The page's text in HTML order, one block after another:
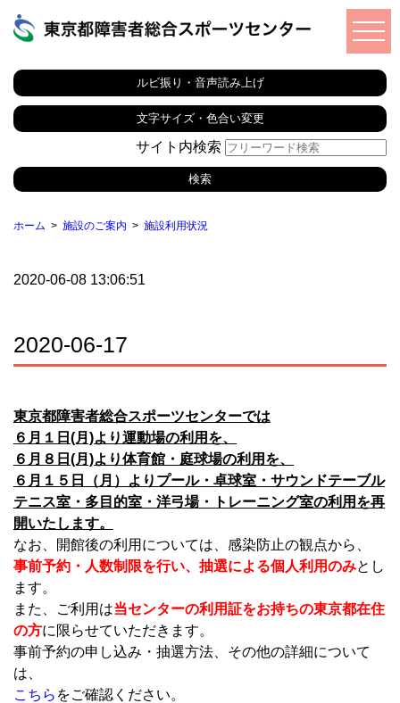
ルビ振り・音声読み上げ
文字サイズ・色合い変更
サイト内検索
ホーム 施設のご案内 施設利用状況
2020-06-08 13:06:51
2020-06-17
東京都障害者総合スポーツセンターでは
６月１日(月)より運動場の利用を、
６月８日(月)より体育館・庭球場の利用を、
６月１５日（月）よりプール・卓球室・サウンドテーブル
テニス室・多目的室・洋弓場・トレーニング室の利用を再
開いたします。
なお、開館後の利用については、感染防止の観点から、
事前予約・人数制限を行い、抽選による個人利用のみとし
ます。
また、ご利用は当センターの利用証をお持ちの東京都在住
の方に限らせていただきます。
事前予約の申し込み・抽選方法、その他の詳細について
は、
こちら をご確認ください。